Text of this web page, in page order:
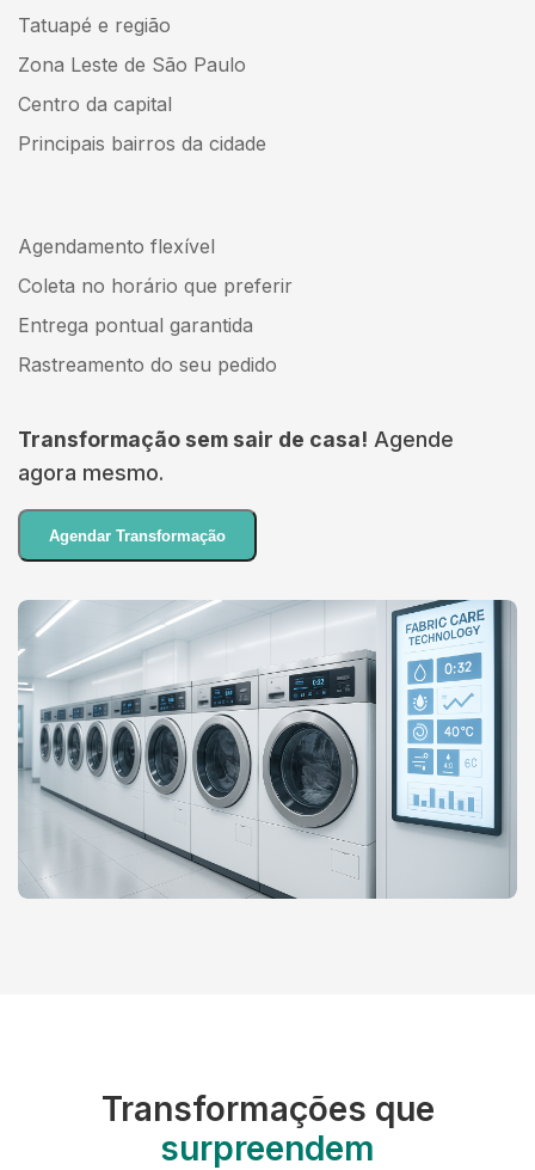
Tatuapé e região
Zona Leste de São Paulo
Centro da capital
Principais bairros da cidade
Agendamento flexível
Coleta no horário que preferir
Entrega pontual garantida
Rastreamento do seu pedido
Transformação sem sair de casa! Agende
agora mesmo.
Agendar Transformação
Transformações que
surpreendem